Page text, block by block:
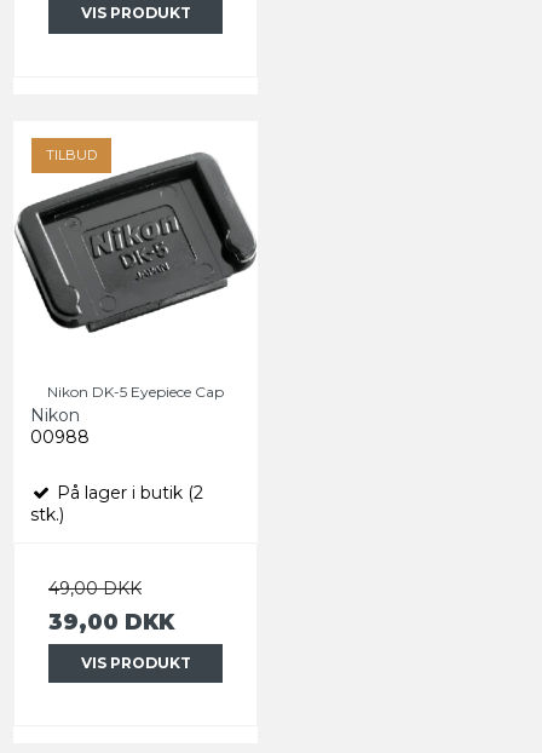
VIS PRODUKT
TILBUD
Nikon DK-5 Eyepiece Cap
Nikon
00988
På lager i butik (2
stk.)
49,00 DKK
39,00 DKK
VIS PRODUKT